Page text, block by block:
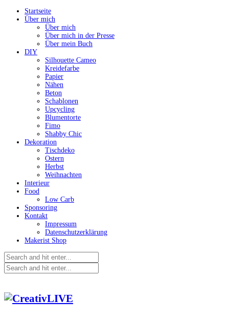
Startseite
Über mich
Über mich
Über mich in der Presse
Über mein Buch
DIY
Silhouette Cameo
Kreidefarbe
Papier
Nähen
Beton
Schablonen
Upcycling
Blumentorte
Fimo
Shabby Chic
Dekoration
Tischdeko
Ostern
Herbst
Weihnachten
Interieur
Food
Low Carb
Sponsoring
Kontakt
Impressum
Datenschutzerklärung
Makerist Shop